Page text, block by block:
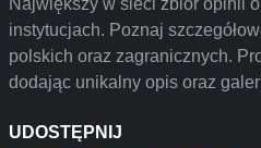
Największy w sieci zbiór opinii o
instytucjach. Poznaj
polskich oraz zagranicznych.
dodając unikalny opis oraz
UDOSTĘPNIJ